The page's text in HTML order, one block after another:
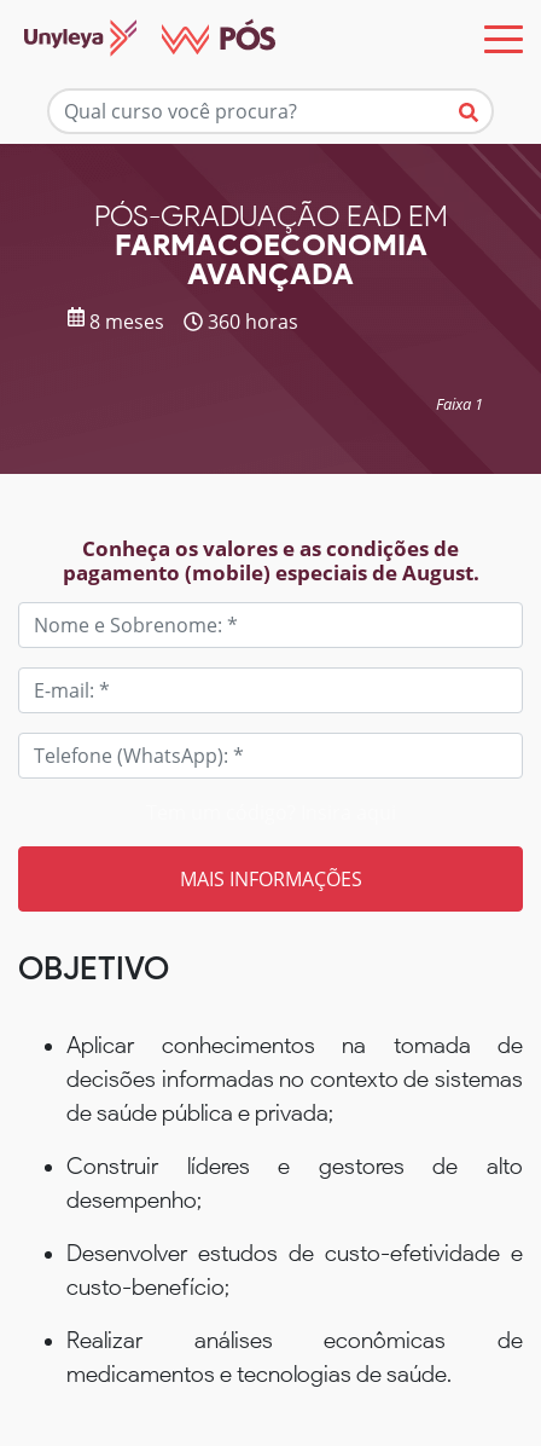
PÓS-GRADUAÇÃO EAD EM
FARMACOECONOMIA
AVANÇADA
8 meses 360 horas
Faixa 1
Conheça os valores e as condições de
pagamento (mobile) especiais de August.
Mais informações
OBJETIVO
Aplicar conhecimentos na tomada de
decisões informadas no contexto de sistemas
de saúde pública e privada;
Construir líderes e gestores de alto
desempenho;
Desenvolver estudos de custo-efetividade e
custo-benefício;
Realizar análises econômicas de
medicamentos e tecnologias de saúde.